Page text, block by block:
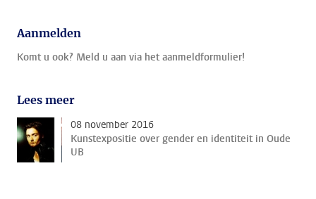
Aanmelden
Komt u ook? Meld u aan via het aanmeldformulier!
Lees meer
08 november 2016
Kunstexpositie over gender en identiteit in Oude
UB